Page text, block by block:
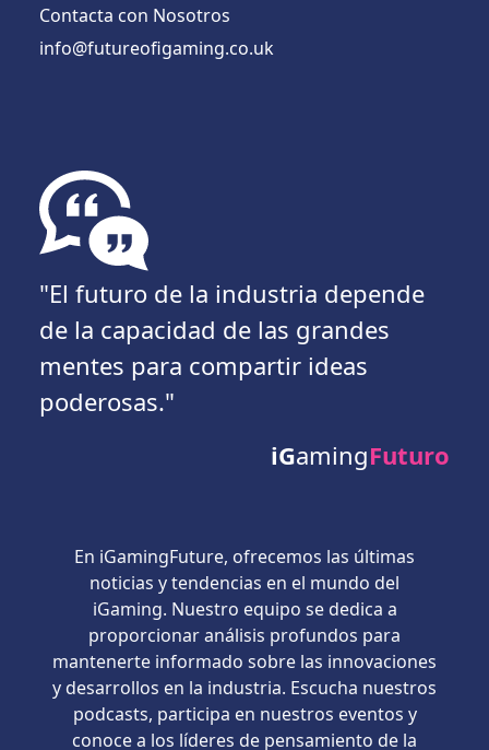
Contacta con Nosotros
info@futureofigaming.co.uk
"El futuro de la industria depende
de la capacidad de las grandes
mentes para compartir ideas
poderosas."
iGamingFuturo
En iGamingFuture, ofrecemos las últimas
noticias y tendencias en el mundo del
iGaming. Nuestro equipo se dedica a
proporcionar análisis profundos para
mantenerte informado sobre las innovaciones
y desarrollos en la industria. Escucha nuestros
podcasts, participa en nuestros eventos y
conoce a los líderes de pensamiento de la